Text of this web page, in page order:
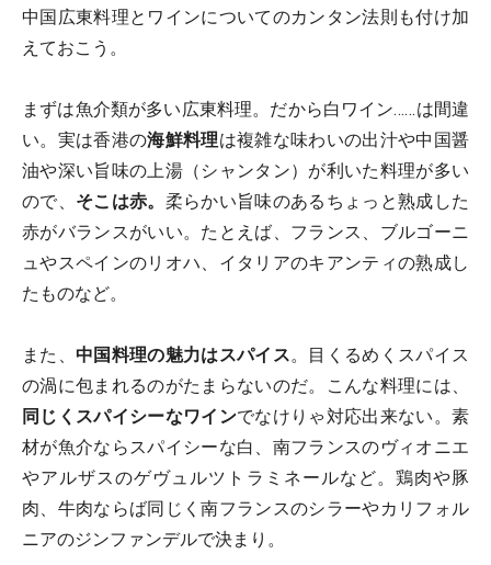
中国広東料理とワインについてのカンタン法則も付け加
えておこう。
まずは魚介類が多い広東料理。だから白ワイン……は間違
い。実は香港の海鮮料理は複雑な味わいの出汁や中国醤
油や深い旨味の上湯（シャンタン）が利いた料理が多い
ので、 そこは赤。 柔らかい旨味のあるちょっと熟成した
赤がバランスがいい。たとえば、フランス、ブルゴーニ
ュやスペインのリオハ、イタリアのキアンティの熟成し
たものなど。
また、 中国料理の魅力はスパイス。目くるめくスパイス
の渦に包まれるのがたまらないのだ。こんな料理には、
同じくスパイシーなワインでなけりゃ対応出来ない。素
材が魚介ならスパイシーな白、南フランスのヴィオニエ
やアルザスのゲヴュルツトラミネールなど。鶏肉や豚
肉、牛肉ならば同じく南フランスのシラーやカリフォル
ニアのジンファンデルで決まり。